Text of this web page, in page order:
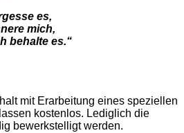
es,
mich,
behalte es.“
mit Erarbeitung eines speziellen
kostenlos. Lediglich die
bewerkstelligt werden.